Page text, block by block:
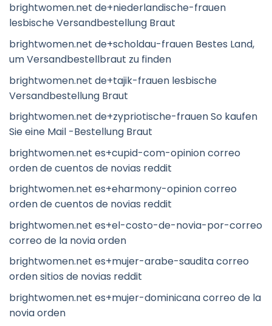
brightwomen.net de+niederlandische-frauen
lesbische Versandbestellung Braut
brightwomen.net de+scholdau-frauen Bestes Land,
um Versandbestellbraut zu finden
brightwomen.net de+tajik-frauen lesbische
Versandbestellung Braut
brightwomen.net de+zypriotische-frauen So kaufen
Sie eine Mail -Bestellung Braut
brightwomen.net es+cupid-com-opinion correo
orden de cuentos de novias reddit
brightwomen.net es+eharmony-opinion correo
orden de cuentos de novias reddit
brightwomen.net es+el-costo-de-novia-por-correo
correo de la novia orden
brightwomen.net es+mujer-arabe-saudita correo
orden sitios de novias reddit
brightwomen.net es+mujer-dominicana correo de la
novia orden